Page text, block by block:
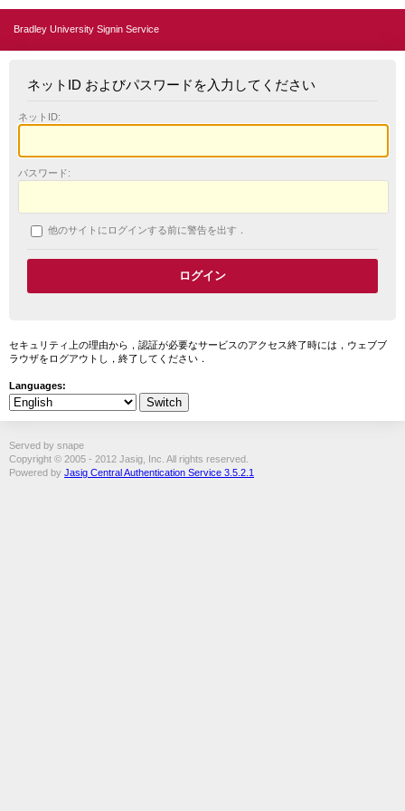
Bradley University Signin Service
ネットID およびパスワードを入力してください
ネットID:
パスワード:
他のサイトにログインする前に警告を出す．
セキュリティ上の理由から，認証が必要なサービスのアクセス終了時には，ウェブブ
ラウザをログアウトし，終了してください．
Languages:
Served by snape
Copyright © 2005 - 2012 Jasig, Inc. All rights reserved.
Powered by Jasig Central Authentication Service 3.5.2.1